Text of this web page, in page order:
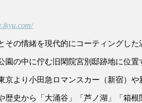
その情緒を現代的にコーティングした
園の中に佇む旧閑院宮別邸跡地に位置
京より小田急ロマンスカー（新宿）
歴史から「大涌谷」「芦ノ湖」「箱